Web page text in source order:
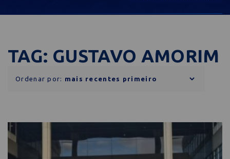
TAG: GUSTAVO AMORIM
Ordenar por: